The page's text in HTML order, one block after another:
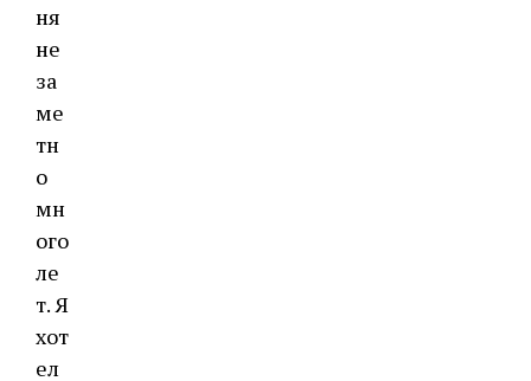
ня
не
за
ме
тн
о
мн
ого
ле
т. Я
хот
ел